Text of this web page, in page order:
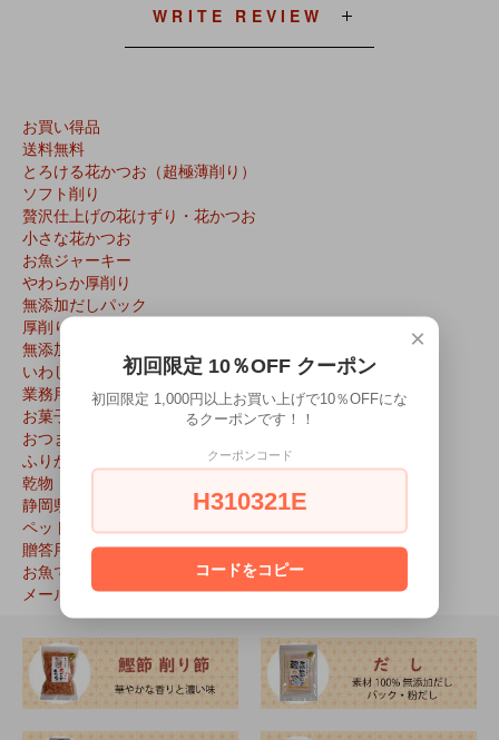
WRITE REVIEW
お買い得品
送料無料
とろける花かつお（超極薄削り）
ソフト削り
贅沢仕上げの花けずり・花かつお
小さな花かつお
お魚ジャーキー
やわらか厚削り
無添加だしパック
厚削り破砕片
無添加粉だし
いわし削り
業務用
お菓子
おつまみ
ふりかけ
乾物
静岡県特産品
ペット用
贈答用
お魚で選ぶ
メール便対応
×
初回限定 10％OFF クーポン
初回限定 1,000円以上お買い上げで10％OFFにな
るクーポンです！！
クーポンコード
H310321E
コードをコピー